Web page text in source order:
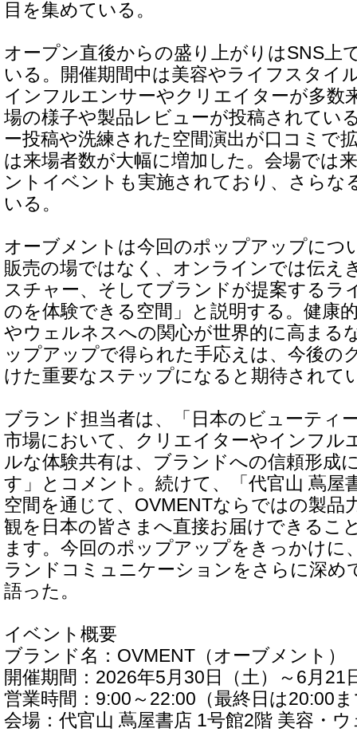
目を集めている。
オープン直後からの盛り上がりはSNS上
いる。開催期間中は美容やライフスタイ
インフルエンサーやクリエイターが多数
場の様子や製品レビューが投稿されてい
ー投稿や洗練された空間演出が口コミで
は来場者数が大幅に増加した。会場では
ントイベントも実施されており、さらな
いる。
オーブメントは今回のポップアップにつ
販売の場ではなく、オンラインでは伝え
スチャー、そしてブランドが提案するラ
のを体験できる空間」と説明する。健康
やウェルネスへの関心が世界的に高まる
ップアップで得られた手応えは、今後の
けた重要なステップになると期待されて
ブランド担当者は、「日本のビューティ
市場において、クリエイターやインフル
ルな体験共有は、ブランドへの信頼形成
す」とコメント。続けて、「代官山 蔦屋
空間を通じて、OVMENTならではの製品
観を日本の皆さまへ直接お届けできるこ
ます。今回のポップアップをきっかけに
ランドコミュニケーションをさらに深め
語った。
イベント概要
ブランド名：OVMENT（オーブメント）
開催期間：2026年5月30日（土）～6月21
営業時間：9:00～22:00（最終日は20:00
会場：代官山 蔦屋書店 1号館2階 美容・